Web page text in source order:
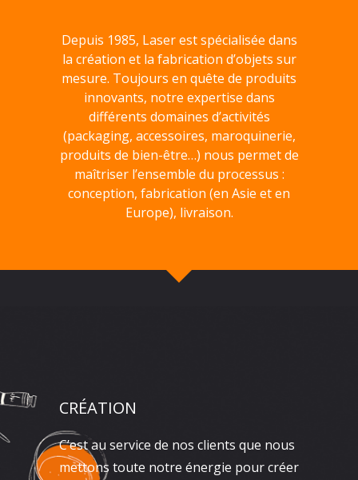
Depuis 1985, Laser est spécialisée dans
la création et la fabrication d’objets sur
mesure. Toujours en quête de produits
innovants, notre expertise dans
différents domaines d’activités
(packaging, accessoires, maroquinerie,
produits de bien-être…) nous permet de
maîtriser l’ensemble du processus :
conception, fabrication (en Asie et en
Europe), livraison.
CRÉATION
C’est au service de nos clients que nous
mettons toute notre énergie pour créer